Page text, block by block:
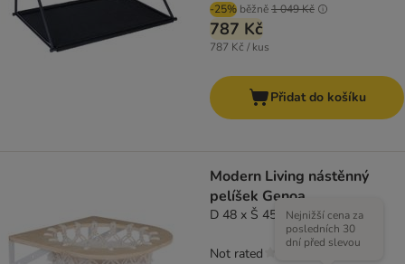
-25% běžně1 049 Kč
787 Kč
787 Kč / kus
Přidat do košíku
Modern Living nástěnný
pelíšek Genoa
D 48 x Š 45 x V 32 cm
Nejnižší cena za
posledních 30
dní před slevou
Not rated